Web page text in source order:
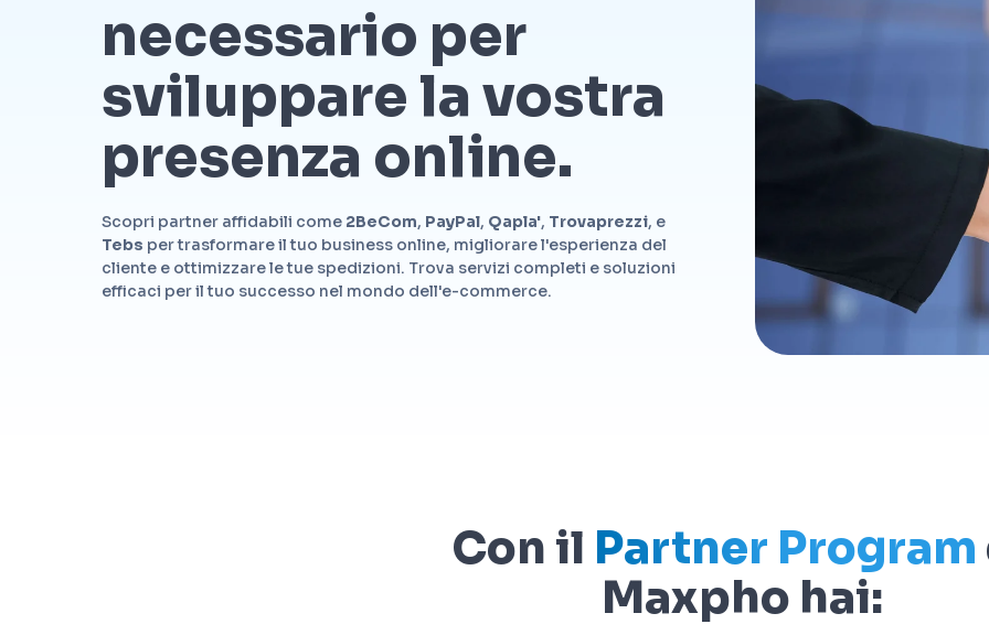
necessario per
sviluppare la vostra
presenza online.
Scopri partner affidabili come 2BeCom, PayPal, Qapla', Trovaprezzi, e
Tebs per trasformare il tuo business online, migliorare l'esperienza del
cliente e ottimizzare le tue spedizioni. Trova servizi completi e soluzioni
efficaci per il tuo successo nel mondo dell'e-commerce.
Con il Partner Program
Maxpho hai: